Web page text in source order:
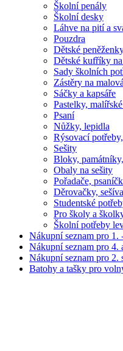
Školní penály
Školní desky
Láhve na pití a
Pouzdra
Dětské
Dětské kufříky
Sady školních
Zástěry na
Sáčky a kapsáře
Pastelky,
Psaní
Nůžky, lepidla
Rýsovací
Sešity
Bloky,
Obaly na sešity
Pořadače,
Děrovačky,
Studentské
Pro školy a
Školní potřeby
Nákupní seznam pro 1.
Nákupní seznam pro 4.
Nákupní seznam pro 2.
Batohy a tašky pro